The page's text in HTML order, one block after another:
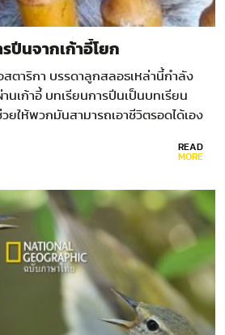
ปีนจากเก้าอี้โยก
ตาริกา บรรดาลูกสลอธเหล่านี้กำลัง
นเก้าอี้ บทเรียนการปีนเป็นบทเรียน
ให้พวกมันสามารถเอาชีวิตรอดได้เอง
READ
MORE